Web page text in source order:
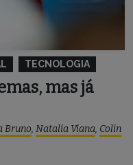
TECNOLOGIA
mas já
Bruno, Natalia Viana, Colin